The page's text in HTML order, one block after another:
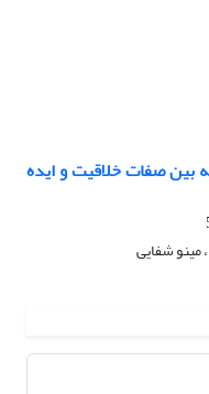
صفات خلاقیت و ایده
مینو شفایی